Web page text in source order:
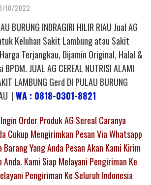
10/2022
BURUNG INDRAGIRI HILIR RIAU Jual AG
Keluhan Sakit Lambung atau Sakit
Terjangkau, Dijamin Original, Halal &
JUAL AG CEREAL NUTRISI ALAMI
LAMBUNG Gerd DI PULAU BURUNG
|WA : 0818-0301-8821
Order Produk AG Sereal Caranya
Cukup Mengirimkan Pesan Via Whatsapp
Barang Yang Anda Pesan Akan Kami Kirim
Kami Siap Melayani Pengiriman Ke
Pengiriman Ke Seluruh Indonesia